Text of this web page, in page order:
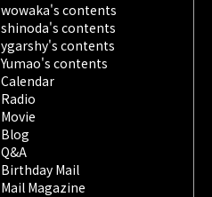
wowaka's contents
shinoda's contents
ygarshy's contents
Yumao's contents
Calendar
Radio
Movie
Blog
Q&A
Birthday Mail
Mail Magazine